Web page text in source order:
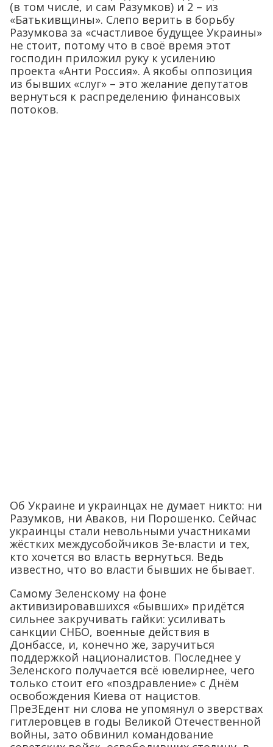
(в том числе, и сам Разумков) и 2 – из
«Батькивщины». Слепо верить в борьбу
Разумкова за «счастливое будущее Украины»
не стоит, потому что в своё время этот
господин приложил руку к усилению
проекта «Анти Россия». А якобы оппозиция
из бывших «слуг» – это желание депутатов
вернуться к распределению финансовых
потоков.
Об Украине и украинцах не думает никто: ни
Разумков, ни Аваков, ни Порошенко. Сейчас
украинцы стали невольными участниками
жёстких междусобойчиков Зе-власти и тех,
кто хочется во власть вернуться. Ведь
известно, что во власти бывших не бывает.
Самому Зеленскому на фоне
активизировавшихся «бывших» придётся
сильнее закручивать гайки: усиливать
санкции СНБО, военные действия в
Донбассе, и, конечно же, заручиться
поддержкой националистов. Последнее у
Зеленского получается всё ювелирнее, чего
только стоит его «поздравление» с Днём
освобождения Киева от нацистов.
ПреЗЕдент ни слова не упомянул о зверствах
гитлеровцев в годы Великой Отечественной
войны, зато обвинил командование